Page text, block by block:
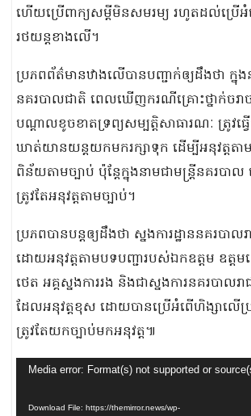
ហើយប្រើពាក្យសម្ដីមិនសមរម្យ រហូតដល់ប្រើអំ
រថយន្តខាងលើ។
ប្រភពព័ត៌មានឋាងលើបានបញ្ជាក់ឲ្យដឹងថា ក្នុង
នគរបាលជាតិ ពេលឃើញករណីគ្រោះថ្នាក់ចរ
បណ្តាលខូចខាតទ្រព្យសម្បត្តិសាធារណៈ ត្រូវធ្វ
ឃាត់យានយន្តយកមករក្សាទុក ដើម្បីអនុវត្តត
ពិន័យតាមច្បាប់ ប៉ុន្តែក្នុងនាមជាមន្ត្រីនគរបា
ត្រូវតែអនុវត្តតាមច្បាប់។
ប្រភពបានបន្តឲ្យដឹងថា ស្នងការដ្ឋាននគរបាល
ដោយអនុវត្តតាមបទបញ្ជារបស់ឯកឧត្តម ឧត្
ថេត អគ្គស្នងការរង និងជាស្នងការនគរបាលរា
ដែលអនុវត្តខុស ដោយបានប្រេីអំពេីហិង្សាលេីប្
ត្រូវតែយកច្បាប់មកអនុវត្ត៕
Video
Media error: Format(s) not supported or
Download File: https://themirror.news/wp-